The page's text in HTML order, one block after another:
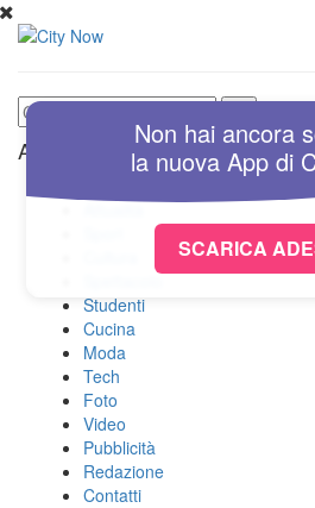
Altre Sezioni
Attualità
Spettacolo
Studenti
Cucina
Moda
Tech
Foto
Video
Pubblicità
Redazione
Contatti
Non hai ancora
la nuovaApp di
SCARICA